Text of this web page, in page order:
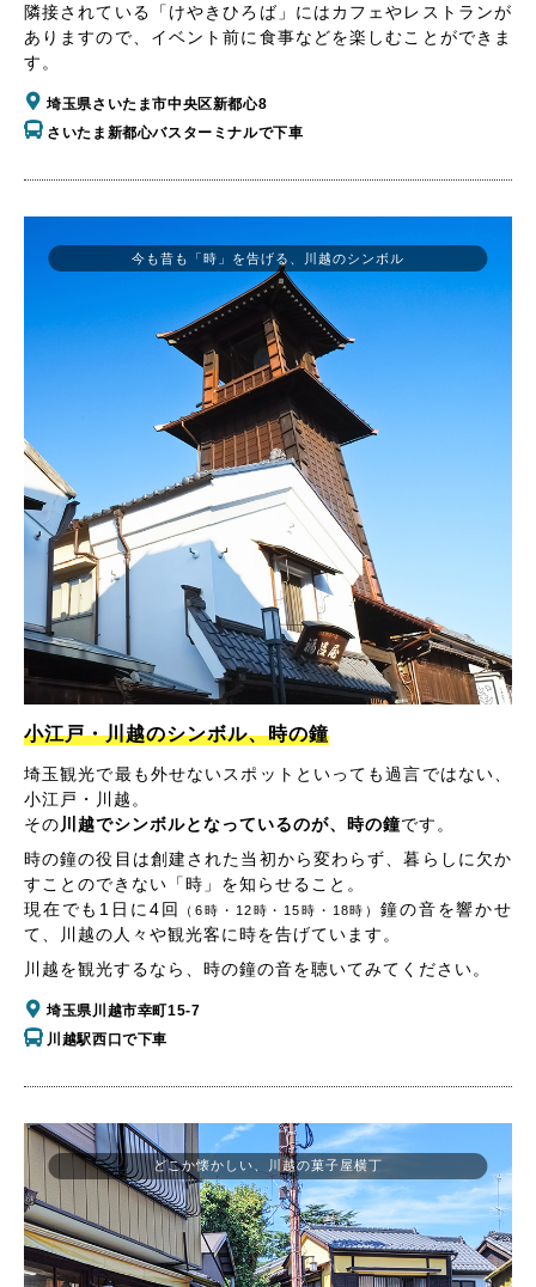
隣接されている「けやきひろば」にはカフェやレストランが
ありますので、イベント前に食事などを楽しむことができま
す。
埼玉県さいたま市中央区新都心8
さいたま新都心バスターミナルで下車
今も昔も「時」を告げる、川越のシンボル
小江戸・川越のシンボル、時の鐘
埼玉観光で最も外せないスポットといっても過言ではない、
小江戸・川越。
その川越でシンボルとなっているのが、時の鐘です。
時の鐘の役目は創建された当初から変わらず、暮らしに欠か
すことのできない「時」を知らせること。
現在でも1日に4回
（6時・12時・15時・18時）鐘の音を響かせ
て、川越の人々や観光客に時を告げています。
川越を観光するなら、時の鐘の音を聴いてみてください。
埼玉県川越市幸町15-7
川越駅西口で下車
どこか懐かしい、川越の菓子屋横丁